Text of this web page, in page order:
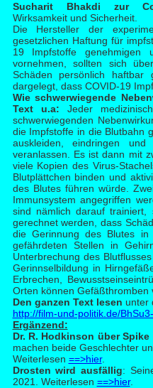
Sucharit Bhakdi zur
Wirksamkeit und Sicherheit.
Die Hersteller der
gesetzlichen Haftung für
19 Impfstoffe
vornehmen, sollten sich
Schäden persönlich
dargelegt, dass COVID-19
Wie schwerwiegende
Text u.a: Jeder
schwerwiegenden
die Impfstoffe in die Blutbahn
auskleiden, eindringen
veranlassen. Es ist dann mit
viele Kopien des Virus-
Blutplättchen binden und
des Blutes führen würde.
Immunsystem angegriffen
sind nämlich darauf
gerechnet werden, dass
die Gerinnung des Blutes
gefährdeten Stellen in
Unterbrechung des
Gerinnselbildung in
Erbrechen,
Orten können Gefäßthromben
Den ganzen Text lesen unter
http://film-und-politik.de/
Ergänzend:
Dr. R. Hodkinson über Spike
machen beide Geschlechter
Weiterlesen ==>hier.
Drosten wird ausfällig:
2021. Weiterlesen ==>hier.